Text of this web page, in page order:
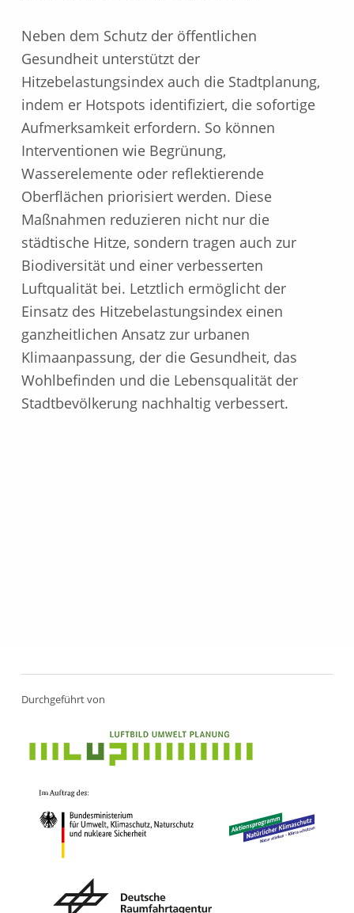
Neben dem Schutz der öffentlichen
Gesundheit unterstützt der
Hitzebelastungsindex auch die Stadtplanung,
indem er Hotspots identifiziert, die sofortige
Aufmerksamkeit erfordern. So können
Interventionen wie Begrünung,
Wasserelemente oder reflektierende
Oberflächen priorisiert werden. Diese
Maßnahmen reduzieren nicht nur die
städtische Hitze, sondern tragen auch zur
Biodiversität und einer verbesserten
Luftqualität bei. Letztlich ermöglicht der
Einsatz des Hitzebelastungsindex einen
ganzheitlichen Ansatz zur urbanen
Klimaanpassung, der die Gesundheit, das
Wohlbefinden und die Lebensqualität der
Stadtbevölkerung nachhaltig verbessert.
Durchgeführt von